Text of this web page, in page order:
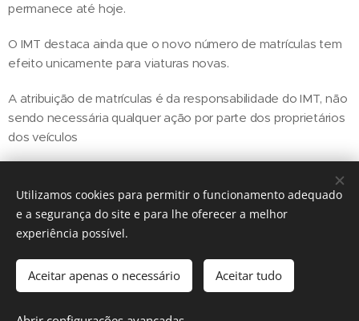
permanece até hoje.
O IMT destaca ainda que o novo número de matrículas tem
efeito unicamente para viaturas novas.
A atribuição de matrículas é da responsabilidade do IMT, não
sendo necessária qualquer ação por parte dos proprietários
dos veículos
Share
Utilizamos cookies para permitir o funcionamento adequado
e a segurança do site e para lhe oferecer a melhor
experiência possível.
Aceitar apenas o necessário Aceitar tudo